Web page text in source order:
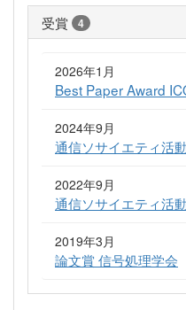
受賞 4
2026年1月
Best Paper Award
2024年9月
通信ソサイエティ活
2022年9月
通信ソサイエティ活
2019年3月
論文賞 信号処理学会